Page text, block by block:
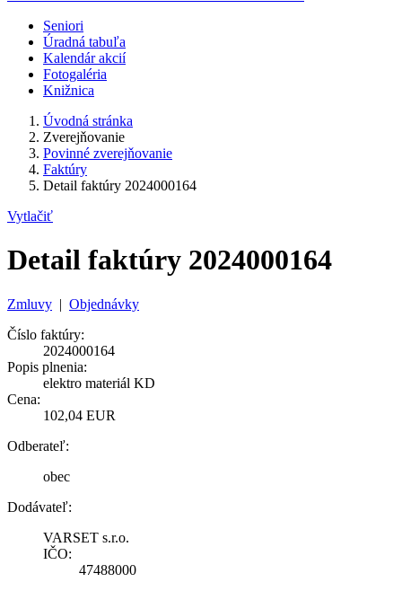
Seniori
Úradná tabuľa
Kalendár akcií
Fotogaléria
Knižnica
Úvodná stránka
Zverejňovanie
Povinné zverejňovanie
Faktúry
Detail faktúry 2024000164
Vytlačiť
Detail faktúry 2024000164
Zmluvy | Objednávky
Číslo faktúry:
2024000164
Popis plnenia:
elektro materiál KD
Cena:
102,04 EUR
Odberateľ:
obec
Dodávateľ:
VARSET s.r.o.
IČO:
47488000